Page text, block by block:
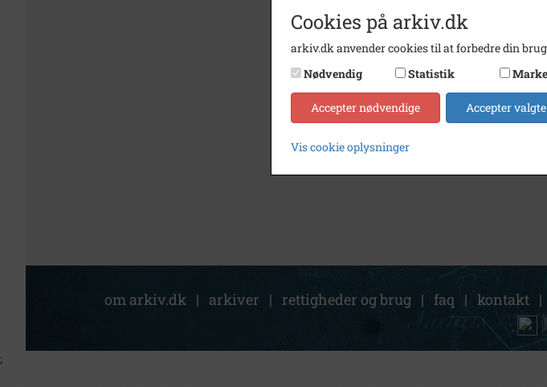
om arkiv.dk | arkiver | rettigheder og brug | faq | kontakt |
Cookies på arkiv.dk
arkiv.dk anvender cookies til at forbedre din
Nødvendig
Statistik
Accepter nødvendige Accepter valgte
Vis cookie oplysninger
;